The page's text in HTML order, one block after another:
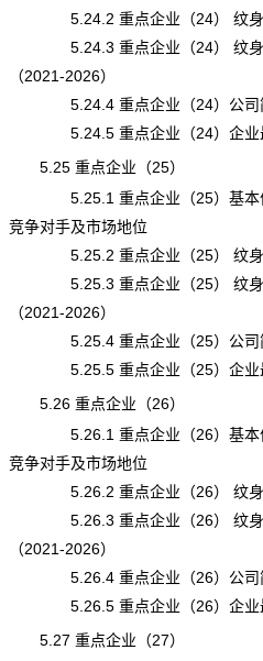
5.24.2 重点企业（24） 纹身护
5.24.3 重点企业（24） 纹身护
（2021-2026）
5.24.4 重点企业（24）公司简
5.24.5 重点企业（24）企业
5.25 重点企业（25）
5.25.1 重点企业（25）基本信
竞争对手及市场地位
5.25.2 重点企业（25） 纹身护
5.25.3 重点企业（25） 纹身护
（2021-2026）
5.25.4 重点企业（25）公司简
5.25.5 重点企业（25）企业
5.26 重点企业（26）
5.26.1 重点企业（26）基本信
竞争对手及市场地位
5.26.2 重点企业（26） 纹身护
5.26.3 重点企业（26） 纹身护
（2021-2026）
5.26.4 重点企业（26）公司简
5.26.5 重点企业（26）企业
5.27 重点企业（27）